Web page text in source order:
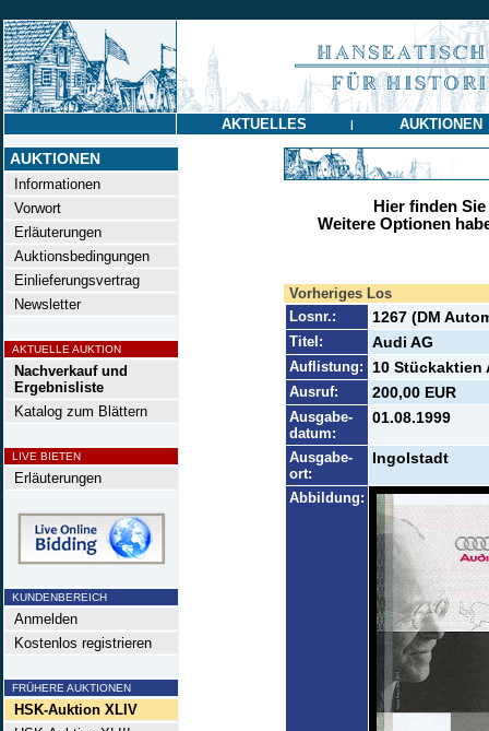
AKTUELLES | AUKTIONEN
AUKTIONEN
Informationen
Vorwort
Erläuterungen
Auktionsbedingungen
Einlieferungsvertrag
Newsletter
AKTUELLE AUKTION
Nachverkauf und
Ergebnisliste
Katalog zum Blättern
LIVE BIETEN
Erläuterungen
KUNDENBEREICH
Anmelden
Kostenlos registrieren
FRÜHERE AUKTIONEN
HSK-Auktion XLIV
Hier finden
Weitere Optionen
Vorheriges Los
Losnr.:
1267 (DM
Titel: Audi AG
Auflistung: 10 Stückaktien
Ausruf: 200,00 EUR
Ausgabe-
datum:
01.08.1999
Ausgabe-
ort:
Ingolstadt
Abbildung: